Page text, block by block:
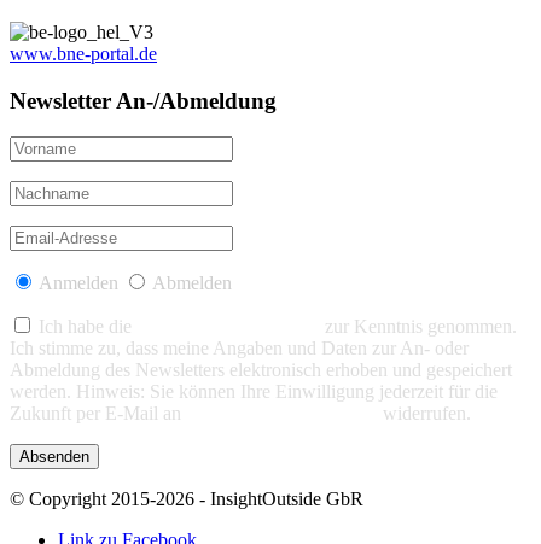
www.bne-portal.de
Newsletter An-/Abmeldung
Anmelden Abmelden
Ich habe die
zur Kenntnis genommen.
Ich stimme zu, dass meine Angaben und Daten zur An- oder
Abmeldung des Newsletters elektronisch erhoben und gespeichert
werden. Hinweis: Sie können Ihre Einwilligung jederzeit für die
Zukunft per E-Mail an
widerrufen.
© Copyright 2015-2026 - InsightOutside GbR